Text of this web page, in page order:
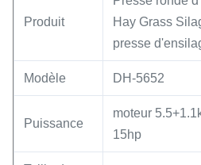
Produit
Hay Grass
presse
Modèle DH-5652
Puissance
moteur
15hp